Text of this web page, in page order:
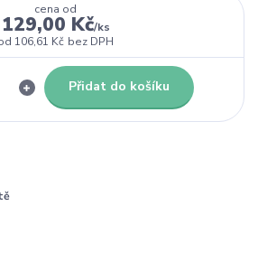
cena od
129,00 Kč/ks
106,61 Kč bez DPH
Přidat do košíku